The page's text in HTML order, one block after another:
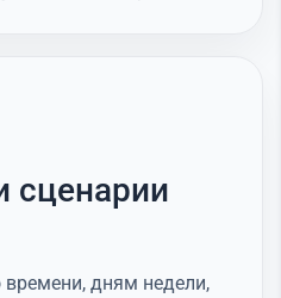
сценарии
времени, дням недели,